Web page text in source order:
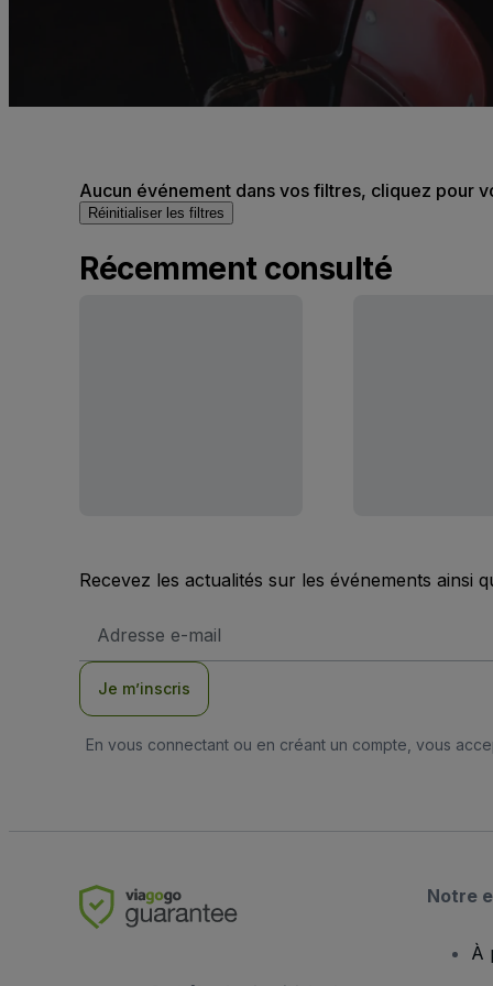
Aucun événement dans vos filtres, cliquez pour
Réinitialiser les filtres
Récemment consulté
Recevez les actualités sur les événements ainsi
e-
Je m’inscris
En vous connectant ou en créant un compte, vous
Notre
À